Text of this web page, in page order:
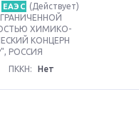
ЕАЭС (Действует)
ХИМИКО-
КОНЦЕРН
РОССИЯ
ПККН: Нет